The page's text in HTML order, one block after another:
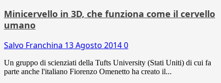
Minicervello in 3D, che funziona come il cervello
umano
Salvo Franchina 13 Agosto 20140
Un gruppo di scienziati della Tufts University (Stati Uniti) di cui fa
parte anche l'italiano Fiorenzo Omenetto ha creato il...